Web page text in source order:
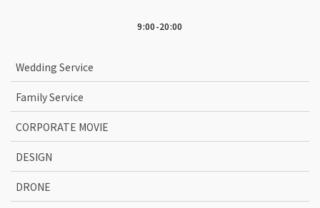
9:00-20:00
Wedding Service
Family Service
CORPORATE MOVIE
DESIGN
DRONE